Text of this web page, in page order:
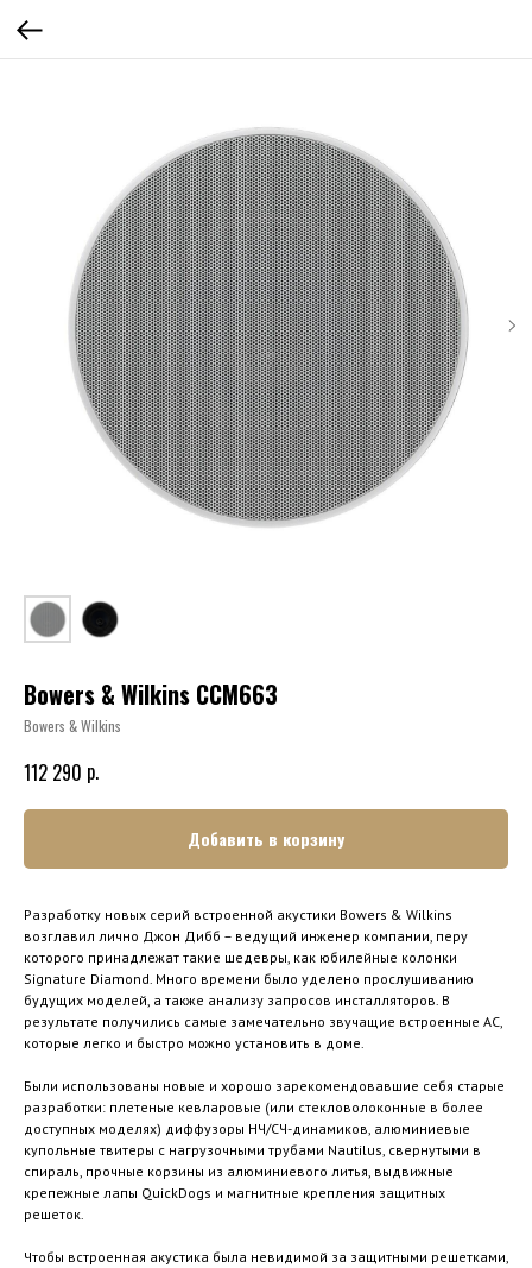
Bowers & Wilkins CCM663
Bowers & Wilkins
112 290 р.
Добавить в корзину
Разработку новых серий встроенной акустики Bowers & Wilkins
возглавил лично Джон Дибб – ведущий инженер компании, перу
которого принадлежат такие шедевры, как юбилейные колонки
Signature Diamond. Много времени было уделено прослушиванию
будущих моделей, а также анализу запросов инсталляторов. В
результате получились самые замечательно звучащие встроенные АС,
которые легко и быстро можно установить в доме.
Были использованы новые и хорошо зарекомендовавшие себя старые
разработки: плетеные кевларовые (или стекловолоконные в более
доступных моделях) диффузоры НЧ/СЧ-динамиков, алюминиевые
купольные твитеры с нагрузочными трубами Nautilus, свернутыми в
спираль, прочные корзины из алюминиевого литья, выдвижные
крепежные лапы QuickDogs и магнитные крепления защитных
решеток.
Чтобы встроенная акустика была невидимой за защитными решетками,